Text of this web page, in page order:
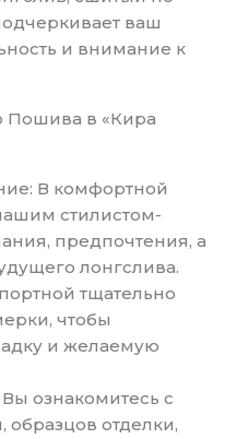
ваш
и внимание к
Пошива в «Кира
В комфортной
стилистом-
предпочтения, а
лонгслива.
тщательно
чтобы
и желаемую
ознакомитесь с
образцов отделки,